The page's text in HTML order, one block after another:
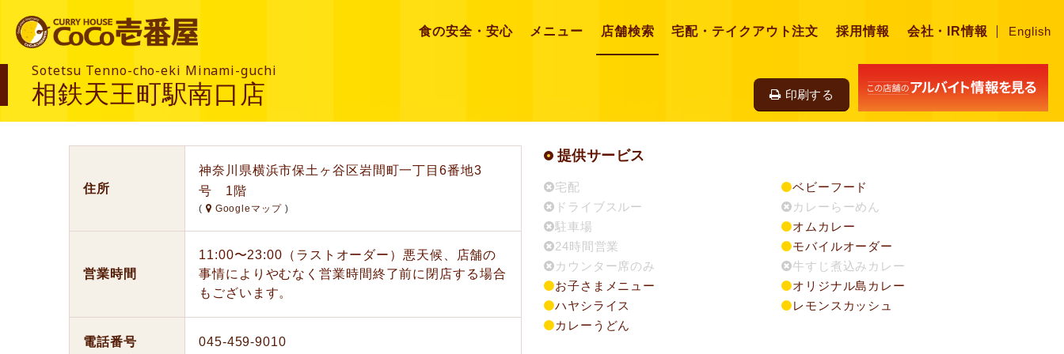
English
食の安全・安心 メニュー 店舗検索 宅配・テイクアウト注文 採用情報 会社・IR情報
印刷する
Sotetsu Tenno-cho-eki Minami-guchi
相鉄天王町駅南口店
住所
神奈川県横浜市保土ヶ谷区岩間町一丁目6番地3
号 1階
( Googleマップ )
営業時間
11:00〜23:00（ラストオーダー）悪天候、店舗の
事情によりやむなく営業時間終了前に閉店する場合
もございます。
電話番号 045-459-9010
提供サービス
宅配
ドライブスルー
駐車場
24時間営業
カウンター席のみ
お子さまメニュー
ハヤシライス
カレーうどん
ベビーフード
カレーらーめん
オムカレー
モバイルオーダー
牛すじ煮込みカレー
オリジナル島カレー
レモンスカッシュ